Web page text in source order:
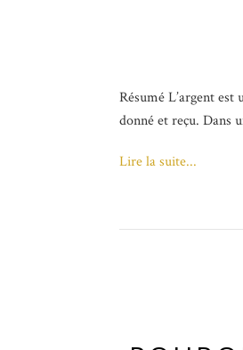
Résumé L’argent
donné et reçu. Dans
Lire la suite...